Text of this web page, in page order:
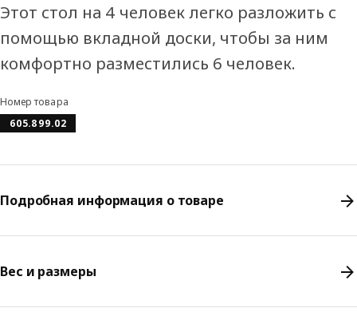
Этот стол на 4 человек легко разложить с
помощью вкладной доски, чтобы за ним
комфортно разместились 6 человек.
Номер товара
605.899.02
Подробная информация о товаре
Вес и размеры